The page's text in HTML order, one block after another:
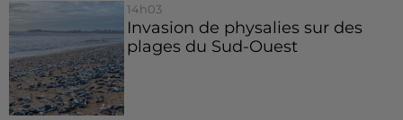
14h03
Invasion de physalies sur des
plages du Sud-Ouest